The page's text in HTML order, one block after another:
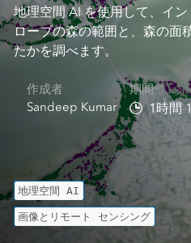
地理空間 AI を使用して、イ
ローブの森の範囲と、森の面
たかを調べます。
作成者​
Sandeep Kumar
期間​
1時間
地理空間 AI
画像とリモート センシング